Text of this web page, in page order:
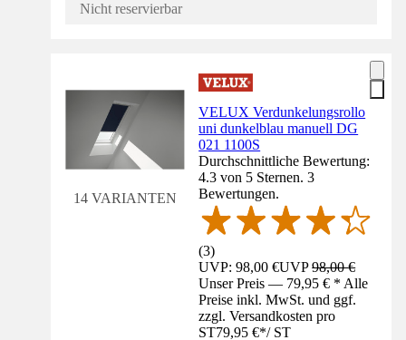
Nicht reservierbar
14 VARIANTEN
VELUX Verdunkelungsrollo
uni dunkelblau manuell DG
021 1100S
Durchschnittliche Bewertung:
4.3 von 5 Sternen. 3
Bewertungen.
(3)
UVP: 98,00 €UVP98,00 €
Unser Preis — 79,95 € * Alle
Preise inkl. MwSt. und ggf.
zzgl. Versandkosten pro
ST79,95 €*/ ST